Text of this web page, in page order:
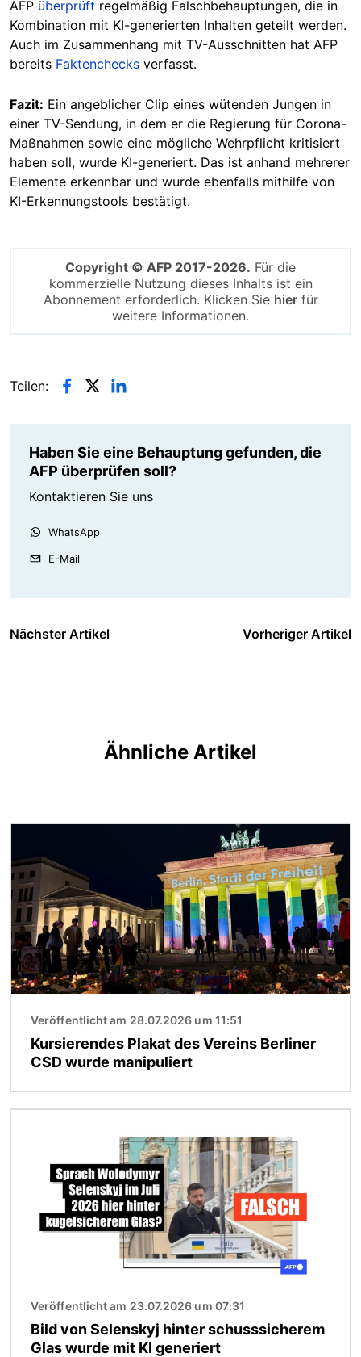
AFP überprüft regelmäßig Falschbehauptungen, die in
Kombination mit KI-generierten Inhalten geteilt werden.
Auch im Zusammenhang mit TV-Ausschnitten hat AFP
bereits Faktenchecks verfasst.
Fazit: Ein angeblicher Clip eines wütenden Jungen in
einer TV-Sendung, in dem er die Regierung für Corona-
Maßnahmen sowie eine mögliche Wehrpflicht kritisiert
haben soll, wurde KI-generiert. Das ist anhand mehrerer
Elemente erkennbar und wurde ebenfalls mithilfe von
KI-Erkennungstools bestätigt.
Copyright © AFP 2017-2026. Für die
kommerzielle Nutzung dieses Inhalts ist ein
Abonnement erforderlich. Klicken Sie hierfür
weitere Informationen.
Teilen:
Haben Sie eine Behauptung gefunden, die
AFP überprüfen soll?
Kontaktieren Sie uns
WhatsApp
E-Mail
Nächster Artikel Vorheriger Artikel
Ähnliche Artikel
Veröffentlicht am 28.07.2026 um 11:51
Kursierendes Plakat des Vereins Berliner
CSD wurde manipuliert
Veröffentlicht am 23.07.2026 um 07:31
Bild von Selenskyj hinter schusssicherem
Glas wurde mit KI generiert